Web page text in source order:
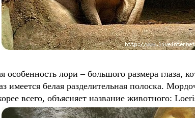
лори – большого размера глаза,
имеется белая разделительная полоска.
всего, объясняет название животного: